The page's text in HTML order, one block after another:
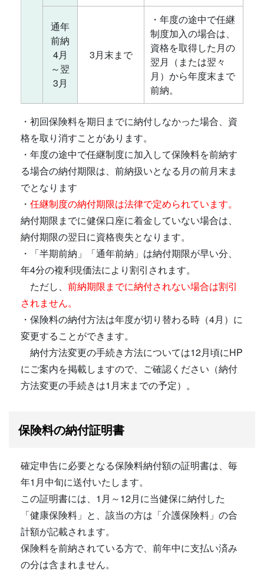
通年
前納
4月
～翌
3月
3月末まで
・年度の途中で任継
制度加入の場合は、
資格を取得した月の
翌月（または翌々
月）から年度末まで
前納。
・初回保険料を期日までに納付しなかった場合、資
格を取り消すことがあります。
・年度の途中で任継制度に加入して保険料を前納す
る場合の納付期限は、前納扱いとなる月の前月末ま
でとなります
・ 任継制度の納付期限は法律で定められています。
納付期限までに健保口座に着金していない場合は、
納付期限の翌日に資格喪失となります。
・「半期前納」「通年前納」は納付期限が早い分、
年4分の複利現価法により割引されます。
ただし、 前納期限までに納付されない場合は割引
されません。
・保険料の納付方法は年度が切り替わる時（4月）に
変更することができます。
納付方法変更の手続き方法については12月頃にHP
にご案内を掲載しますので、ご確認ください（納付
方法変更の手続きは1月末までの予定）。
保険料の納付証明書
確定申告に必要となる保険料納付額の証明書は、毎
年1月中旬に送付いたします。
この証明書には、1月～12月に当健保に納付した
「健康保険料」と、該当の方は「介護保険料」の合
計額が記載されます。
保険料を前納されている方で、前年中に支払い済み
の分は含まれません。